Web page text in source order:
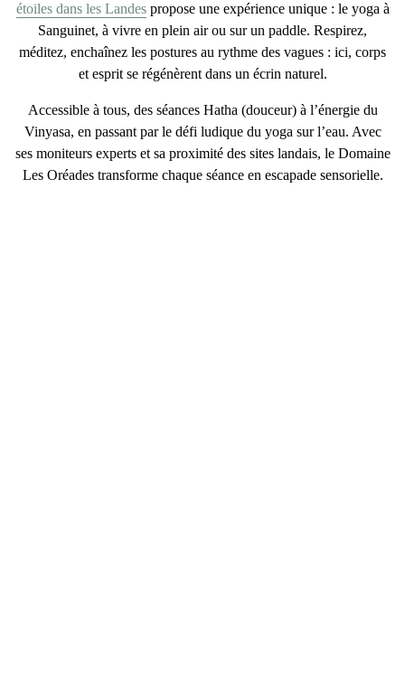
étoiles dans les Landespropose une expérience unique : le yoga à
Sanguinet, à vivre en plein air ou sur un paddle. Respirez,
méditez, enchaînez les postures au rythme des vagues : ici, corps
et esprit se régénèrent dans un écrin naturel.
Accessible à tous, des séances Hatha (douceur) à l’énergie du
Vinyasa, en passant par le défi ludique du yoga sur l’eau. Avec
ses moniteurs experts et sa proximité des sites landais, le Domaine
Les Oréades transforme chaque séance en escapade sensorielle.